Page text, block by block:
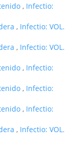
, Infectio:
, Infectio: VOL.
, Infectio: VOL.
, Infectio:
, Infectio:
, Infectio:
, Infectio: VOL.